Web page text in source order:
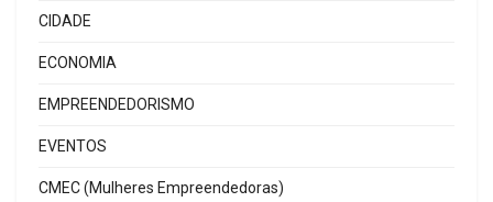
CIDADE
ECONOMIA
EMPREENDEDORISMO
EVENTOS
CMEC (Mulheres Empreendedoras)